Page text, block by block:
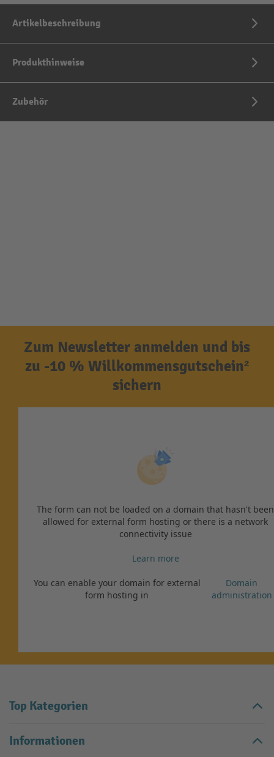
Artikelbeschreibung
Produkthinweise
Zubehör
Zum Newsletter anmelden und bis
zu -10 % Willkommensgutschein²
sichern
The form can not be loaded on a domain that hasn't been
allowed for external form hosting or there is a network
connectivity issue
Learn more
You can enable your domain for external
form hosting in
Domain
administration
Top Kategorien
Informationen